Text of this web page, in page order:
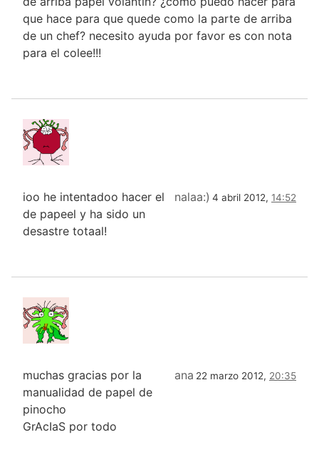
que hace para que quede como la parte de arriba
de un chef? necesito ayuda por favor es con nota
para el colee!!!
nalaa:) 4 abril 2012, 14:52
ioo he intentadoo hacer el
de papeel y ha sido un
desastre totaal!
ana 22 marzo 2012, 20:35
muchas gracias por la
manualidad de papel de
pinocho
GrAcIaS por todo